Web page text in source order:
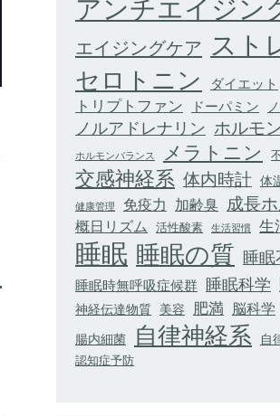
アンチエイジン
エイジングケア スト
セロトニン ダイエット
トリプトファン ドーパミン
ノルアドレナリン ホルモ
ホルモンバランス メラトニン
交感神経系 体内時計 体
健康管理 免疫力 加齢臭 成長
概日リズム 活性酸素 生活習慣 生
睡眠 睡眠の質 睡眠
睡眠時無呼吸症候群 睡眠科学
神経伝達物質 美容 肥満 脳科学
腸内細菌 自律神経系
自
認知症予防